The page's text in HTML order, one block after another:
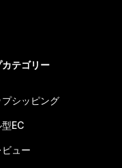
カテゴリー
プシッピング
EC
ュー